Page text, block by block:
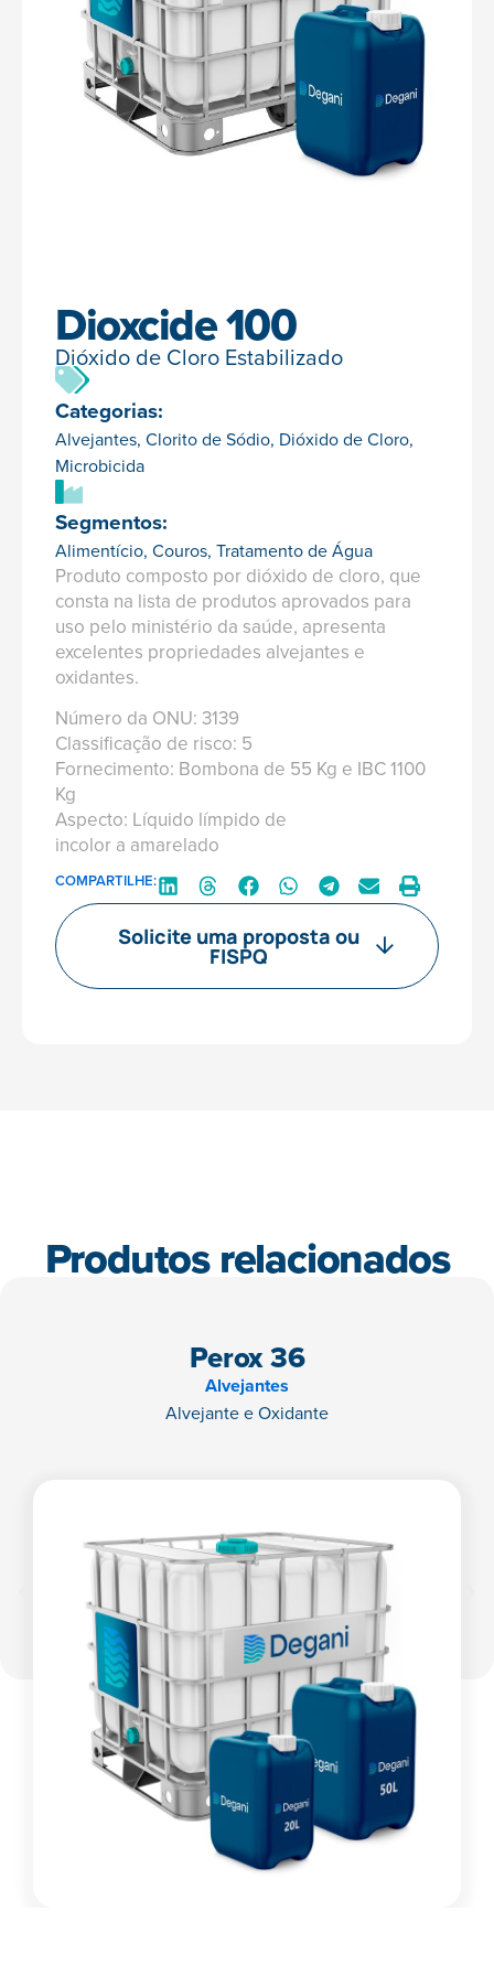
Dioxcide 100
Dióxido de Cloro Estabilizado
Categorias:
Alvejantes, Clorito de Sódio, Dióxido de Cloro,
Microbicida
Segmentos:
Alimentício, Couros, Tratamento de Água
Produto composto por dióxido de cloro, que
consta na lista de produtos aprovados para
uso pelo ministério da saúde, apresenta
excelentes propriedades alvejantes e
oxidantes.
Número da ONU: 3139
Classificação de risco: 5
Fornecimento: Bombona de 55 Kg e IBC 1100
Kg
Aspecto: Líquido límpido de
incolor a amarelado
COMPARTILHE:
Solicite uma proposta ou
FISPQ
Produtos relacionados
Perox 36
Alvejantes
Alvejante e Oxidante